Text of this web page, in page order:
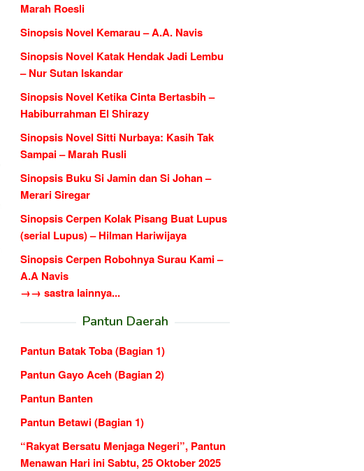
Marah Roesli
Sinopsis Novel Kemarau – A.A. Navis
Sinopsis Novel Katak Hendak Jadi Lembu
– Nur Sutan Iskandar
Sinopsis Novel Ketika Cinta Bertasbih –
Habiburrahman El Shirazy
Sinopsis Novel Sitti Nurbaya: Kasih Tak
Sampai – Marah Rusli
Sinopsis Buku Si Jamin dan Si Johan –
Merari Siregar
Sinopsis Cerpen Kolak Pisang Buat Lupus
(serial Lupus) – Hilman Hariwijaya
Sinopsis Cerpen Robohnya Surau Kami –
A.A Navis
→→ sastra lainnya...
Pantun Daerah
Pantun Batak Toba (Bagian 1)
Pantun Gayo Aceh (Bagian 2)
Pantun Banten
Pantun Betawi (Bagian 1)
“Rakyat Bersatu Menjaga Negeri”, Pantun
Menawan Hari ini Sabtu, 25 Oktober 2025